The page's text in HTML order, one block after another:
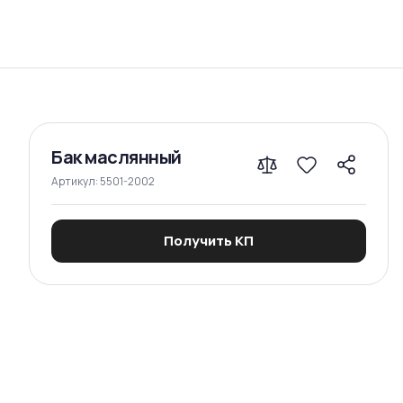
Сравнение
Бак маслянный
Артикул: 5501-2002
Получить КП